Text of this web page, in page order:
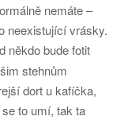
nemáte –
neexistující vrásky.
někdo bude fotit
stehnům
dort u kafíčka,
to umí, tak ta